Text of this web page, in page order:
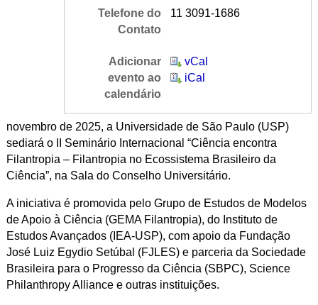
Telefone do
Contato
11 3091-1686
Adicionar
evento ao
calendário
vCal
iCal
novembro de 2025, a Universidade de São Paulo (USP)
sediará o II Seminário Internacional “Ciência encontra
Filantropia – Filantropia no Ecossistema Brasileiro da
Ciência”, na Sala do Conselho Universitário.
A iniciativa é promovida pelo Grupo de Estudos de Modelos
de Apoio à Ciência (GEMA Filantropia), do Instituto de
Estudos Avançados (IEA-USP), com apoio da Fundação
José Luiz Egydio Setúbal (FJLES) e parceria da Sociedade
Brasileira para o Progresso da Ciência (SBPC), Science
Philanthropy Alliance e outras instituições.